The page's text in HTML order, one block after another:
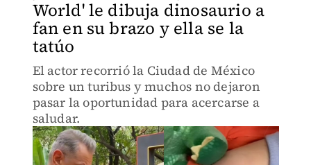
World' le dibuja dinosaurio a
fan en su brazo y ella se la
tatúo
El actor recorrió la Ciudad de México
sobre un turibus y muchos no dejaron
pasar la oportunidad para acercarse a
saludar.